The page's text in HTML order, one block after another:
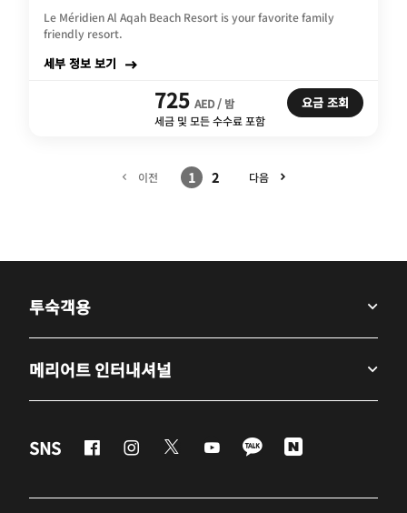
Le Méridien Al Aqah Beach Resort is your favorite family
friendly resort.
세부 정보 보기
725 AED / 밤
세금 및 모든 수수료 포함
요금 조회
이전 1 2 다음
투숙객용
메리어트 인터내셔널
SNS Facebook
새 창 열기
Instagram
새 창 열기
Twitter
새 창 열기
Youtube
새 창 열기
LineApp
새 창 열기
Naver
새 창 열기